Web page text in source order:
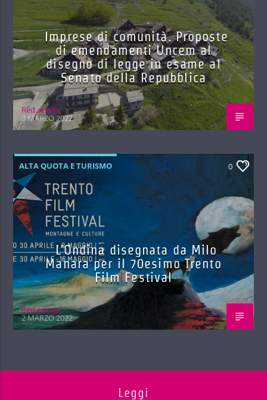
Imprese di comunità. Proposte
di emendamenti Uncem al
disegno di legge in esame al
Senato della Repubblica
Red.azione
3 MARZO 2022
ALTA QUOTA E TURISMO 0
L’Ondina disegnata da Milo
Manara per il 70esimo Trento
Film Festival
Red.azione
2 MARZO 2022
Leggi